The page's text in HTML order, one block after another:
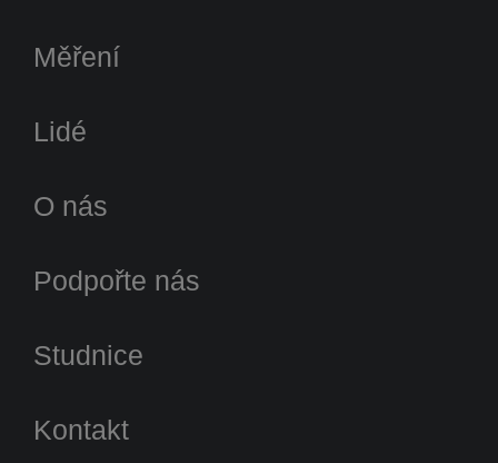
Měření
Lidé
O nás
Podpořte nás
Studnice
Kontakt